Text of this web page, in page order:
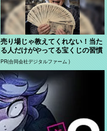
売り場じゃ教えてくれない！当た
る人だけがやってる宝くじの習慣
PR(合同会社デジタルファーム )